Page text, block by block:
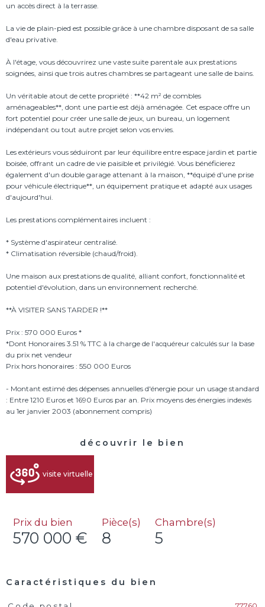
un accès direct à la terrasse.
La vie de plain-pied est possible grâce à une chambre disposant de sa salle
d'eau privative.
À l'étage, vous découvrirez une vaste suite parentale aux prestations
soignées, ainsi que trois autres chambres se partageant une salle de bains.
Un véritable atout de cette propriété : **42 m² de combles
aménageables**, dont une partie est déjà aménagée. Cet espace offre un
fort potentiel pour créer une salle de jeux, un bureau, un logement
indépendant ou tout autre projet selon vos envies.
Les extérieurs vous séduiront par leur équilibre entre espace jardin et partie
boisée, offrant un cadre de vie paisible et privilégié. Vous bénéficierez
également d'un double garage attenant à la maison, **équipé d'une prise
pour véhicule électrique**, un équipement pratique et adapté aux usages
d'aujourd'hui.
Les prestations complémentaires incluent :
* Système d'aspirateur centralisé.
* Climatisation réversible (chaud/froid).
Une maison aux prestations de qualité, alliant confort, fonctionnalité et
potentiel d'évolution, dans un environnement recherché.
**À VISITER SANS TARDER !**
Prix : 570 000 Euros *
*Dont Honoraires 3.51 % TTC à la charge de l'acquéreur calculés sur la base
du prix net vendeur
Prix hors honoraires : 550 000 Euros
- Montant estimé des dépenses annuelles d'énergie pour un usage standard
: Entre 1210 Euros et 1690 Euros par an. Prix moyens des énergies indexés
découvrir le bien
visite virtuelle
Prix du bien
570 000 €
Pièce(s)
8
Chambre(s)
5
Caractéristiques du bien